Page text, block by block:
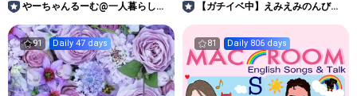
やーちゃんるーむ@一人暮らし準
【ガチイベ中】えみえみのんびり
91 Daily 47 days 81 Daily 806 days